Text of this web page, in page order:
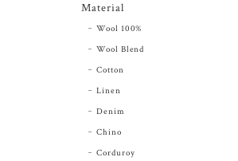
Material
Wool 100%
Wool Blend
Cotton
Linen
Denim
Chino
Corduroy